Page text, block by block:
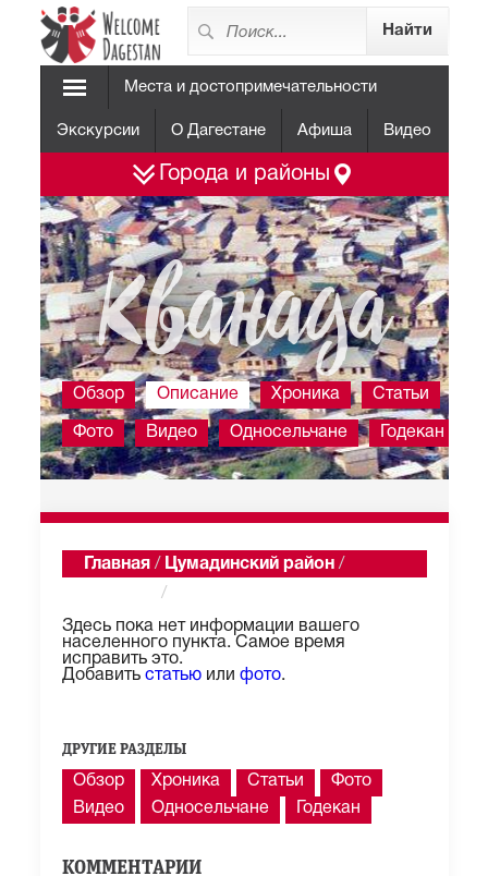
Места и достопримечательности
Экскурсии О Дагестане Афиша Видео
Города и районы
Кванада
Обзор Описание Хроника Статьи
Фото Видео Односельчане Годекан
Главная / Цумадинский район /
/
Здесь пока нет информации вашего
населенного пункта. Самое время
исправить это.
Добавить статьюили фото.
ДРУГИЕ РАЗДЕЛЫ
Обзор Хроника Статьи
Фото
Видео
Односельчане Годекан
КОММЕНТАРИИ